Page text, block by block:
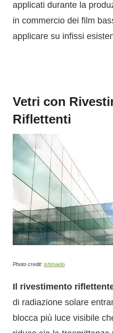
applicati durante la
in commercio dei film
applicare su infissi
Vetri con
Riflettenti
Photo credit: ishmaelo
Il rivestimento
di radiazione solare
blocca più luce visibile